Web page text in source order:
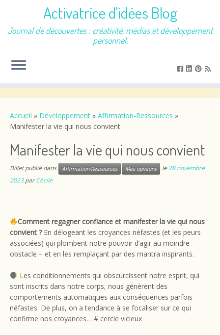
contenu
Activatrice d'idées Blog
Journal de découvertes : créativité, médias et développement
personnel.
Accueil » Développement » Affirmation-Ressources »
Manifester la vie qui nous convient
Manifester la vie qui nous convient
Billet publié dans Affirmation-Ressources Mes opinions le28 novembre
2023 parCécile
Comment regagner confiance et manifester la vie qui nous
convient ? En délogeant les croyances néfastes (et les peurs
associées) qui plombent notre pouvoir d’agir au moindre
obstacle – et en les remplaçant par des mantra inspirants.
Les conditionnements qui obscurcissent notre esprit, qui
sont inscrits dans notre corps, nous génèrent des
comportements automatiques aux conséquences parfois
néfastes. De plus, on a tendance à se focaliser sur ce qui
confirme nos croyances… # cercle vicieux